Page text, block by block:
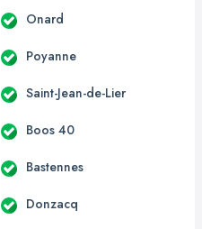
Onard
Poyanne
Saint-Jean-de-Lier
Boos 40
Bastennes
Donzacq